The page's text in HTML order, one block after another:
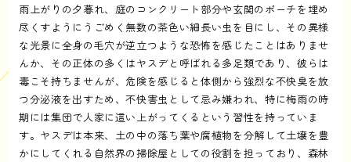
雨上がりの夕暮れ、庭のコンクリート部分や玄関のポーチを埋め
尽くすようにうごめく無数の茶色い細長い虫を目にし、その異様
な光景に全身の毛穴が逆立つような恐怖を感じたことはありませ
んか、その正体の多くはヤスデと呼ばれる多足類であり、彼らは
毒こそ持ちませんが、危険を感じると体側から強烈な不快臭を放
つ分泌液を出すため、不快害虫として忌み嫌われ、特に梅雨の時
期には集団で人家に這い上がってくるという習性を持っていま
す。ヤスデは本来、土の中の落ち葉や腐植物を分解して土壌を豊
かにしてくれる自然界の掃除屋としての役割を担っており、森林